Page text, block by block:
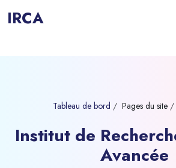
IRCA
Tableau de bord Pages du site
Institut de
Avancée